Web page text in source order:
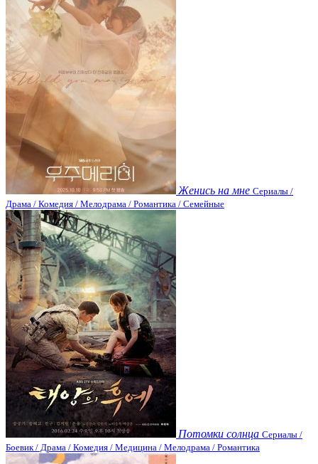
Женись на мне Сериалы /
Драма / Комедия / Мелодрама / Романтика / Семейные
Потомки солнца Сериалы /
Боевик / Драма / Комедия / Медицина / Мелодрама / Романтика